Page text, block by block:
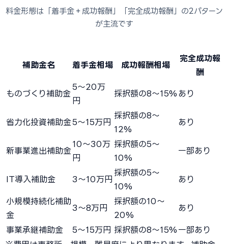
料金形態は「着手金＋成功報酬」「完全成功報酬」の2パターン
が主流です
補助金名 着手金相場 成功報酬相場
完全成功報
酬
ものづくり補助金
5〜20万
円
採択額の8〜15% あり
省力化投資補助金5〜15万円
採択額の8〜
12%
あり
新事業進出補助金
10〜30万
円
採択額の5〜
10%
一部あり
IT導入補助金 3〜10万円
採択額の5〜
10%
あり
小規模持続化補助
金
3〜8万円
採択額の10〜
20%
あり
事業承継補助金 5〜15万円 採択額の8〜15% 一部あり